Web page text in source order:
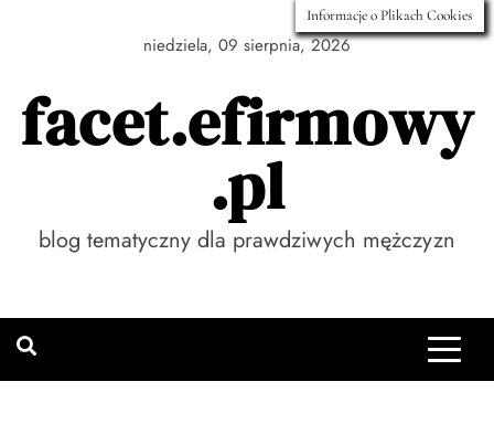
niedziela, 09 sierpnia, 2026
facet.efirmowy
.pl
blog tematyczny dla prawdziwych mężczyzn
Informacje o Plikach Cookies